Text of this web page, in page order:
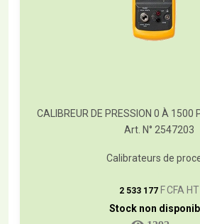
Art. N° 2547203
Calibrateurs de
2 533 177 F CFA HT
Stock non